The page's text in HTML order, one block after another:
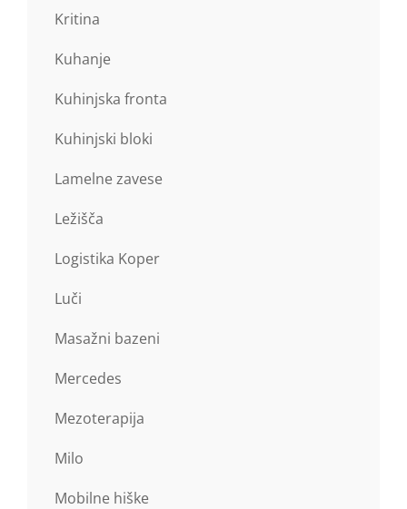
Kritina
Kuhanje
Kuhinjska fronta
Kuhinjski bloki
Lamelne zavese
Ležišča
Logistika Koper
Luči
Masažni bazeni
Mercedes
Mezoterapija
Milo
Mobilne hiške